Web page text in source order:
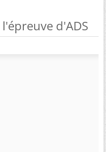
d'ADS